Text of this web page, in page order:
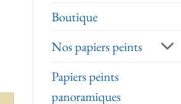
Boutique
Nos papiers peints
Papiers peints
panoramiques